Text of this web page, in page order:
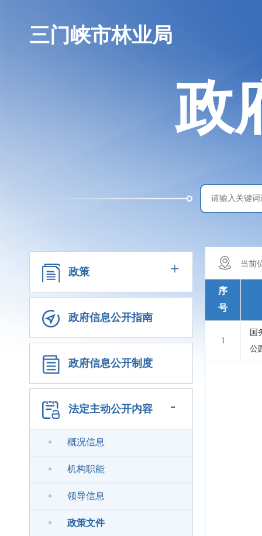
三门峡市林业局
政
政策 +
政府信息公开指南
政府信息公开制度
法定主动公开内容 -
概况信息
机构职能
领导信息
政策文件
当前
序
号
1
国
公